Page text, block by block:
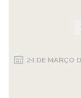
24 DE MARÇO